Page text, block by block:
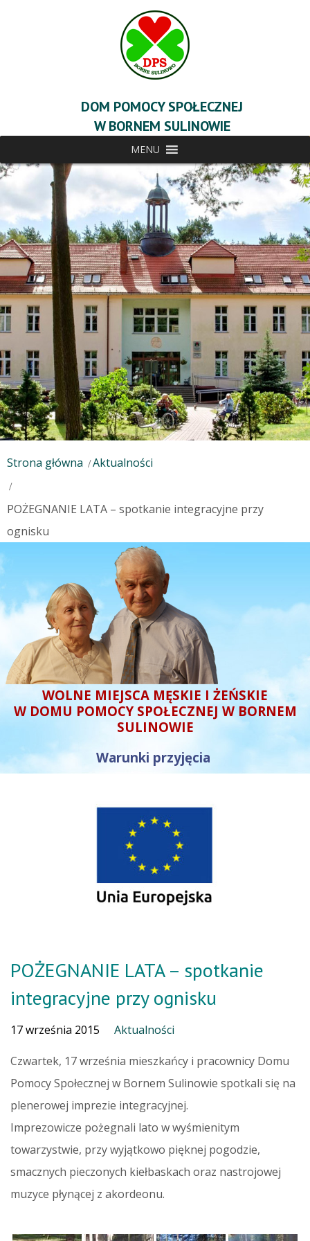
DOM POMOCY SPOŁECZNEJ
W BORNEM SULINOWIE
MENU
Strona główna Aktualności
POŻEGNANIE LATA – spotkanie integracyjne przy
ognisku
WOLNE MIEJSCA MĘSKIE I ŻEŃSKIE
W DOMU POMOCY SPOŁECZNEJ W BORNEM
SULINOWIE
Warunki przyjęcia
POŻEGNANIE LATA – spotkanie
integracyjne przy ognisku
17 września 2015 Aktualności
Czwartek, 17 września mieszkańcy i pracownicy Domu
Pomocy Społecznej w Bornem Sulinowie spotkali się na
plenerowej imprezie integracyjnej.
Imprezowicze pożegnali lato w wyśmienitym
towarzystwie, przy wyjątkowo pięknej pogodzie,
smacznych pieczonych kiełbaskach oraz nastrojowej
muzyce płynącej z akordeonu.